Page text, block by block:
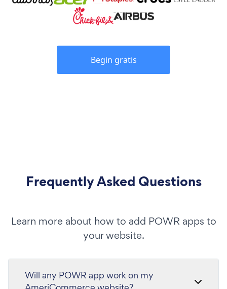
Begin gratis
Frequently Asked Questions
Learn more about how to add POWR apps to
your website.
Will any POWR app work on my